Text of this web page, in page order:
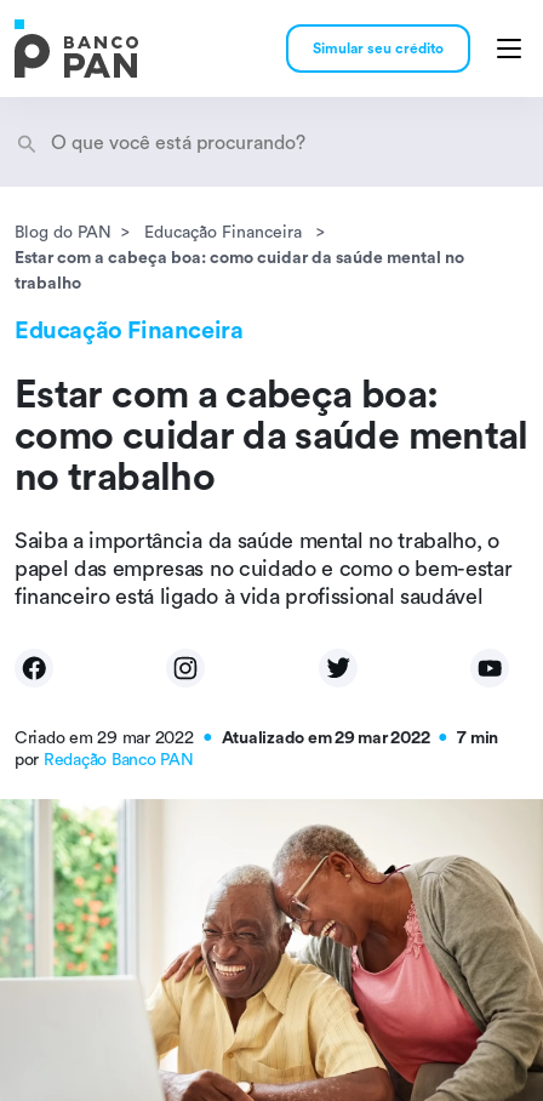
Simular seu crédito
Encontramosresultados
Blog do PAN
Educação Financeira
Estar com a cabeça boa: como cuidar da saúde mental no
trabalho
Educação Financeira
Estar com a cabeça boa:
como cuidar da saúde mental
no trabalho
Saiba a importância da saúde mental no trabalho, o
papel das empresas no cuidado e como o bem-estar
financeiro está ligado à vida profissional saudável
Criado em 29 mar 2022 ● Atualizado em 29 mar 2022 ●
7 min
por Redação Banco PAN